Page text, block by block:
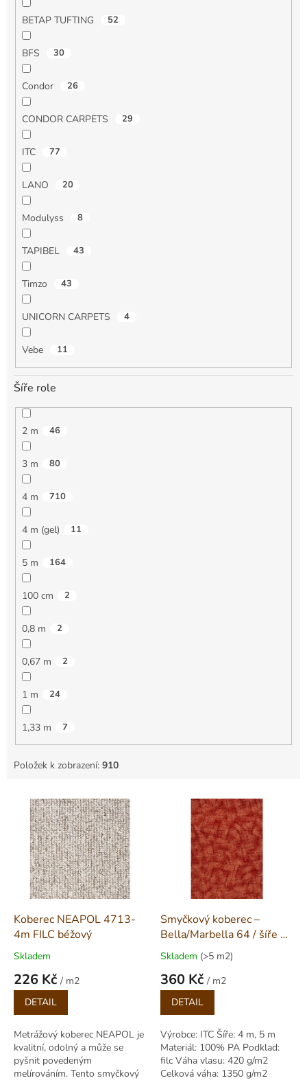
BETAP TUFTING 52
BFS 30
Condor 26
CONDOR CARPETS 29
ITC 77
LANO 20
Modulyss 8
TAPIBEL 43
Timzo 43
UNICORN CARPETS 4
Vebe 11
Šíře role
2 m 46
3 m 80
4 m 710
4 m (gel) 11
5 m 164
100 cm 2
0,8 m 2
0,67 m 2
1 m 24
1,33 m 7
Položek k zobrazení: 910
Koberec NEAPOL 4713-
4m FILC béžový
Skladem
226 Kč / m2
Měrná
cena:
DETAIL
Metrážový koberec NEAPOL je
kvalitní, odolný a může se
pyšnit povedeným
melírováním. Tento smyčkový
Smyčkový koberec –
Bella/Marbella 64 / šíře 4
a 5 m
Skladem (>5 m2)
360 Kč / m2
Měrná
cena:
DETAIL
Výrobce: ITC Šíře: 4 m, 5 m
Materiál: 100% PA Podklad:
filc Váha vlasu: 420 g/m2
Celková váha: 1350 g/m2